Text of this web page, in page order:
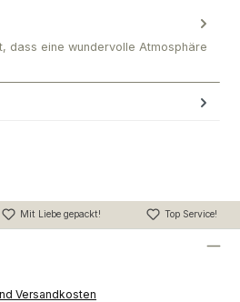
dass eine wundervolle Atmosphäre
Mit Liebe gepackt! Top Service!
Versandkosten